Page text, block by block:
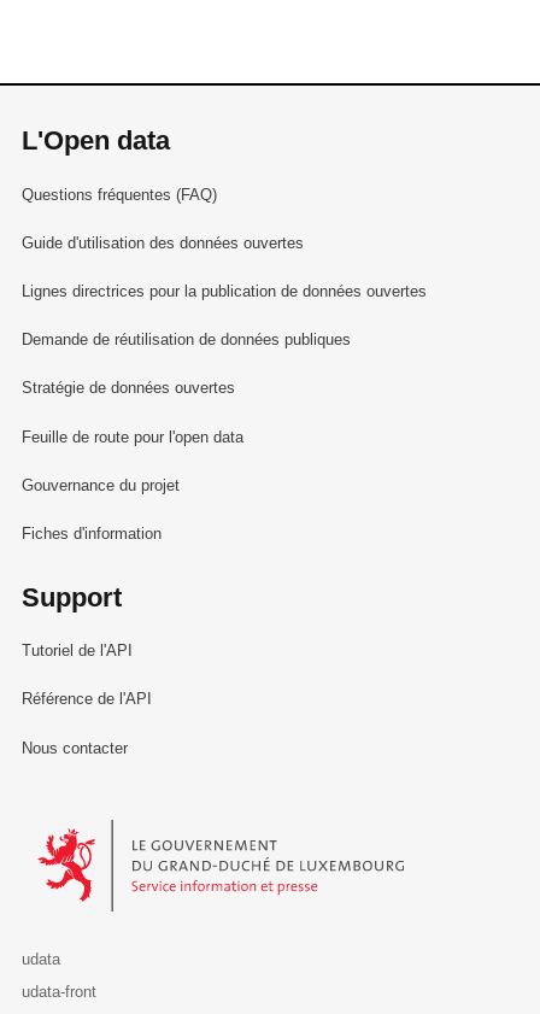
L'Open data
Questions fréquentes (FAQ)
Guide d'utilisation des données ouvertes
Lignes directrices pour la publication de données ouvertes
Demande de réutilisation de données publiques
Stratégie de données ouvertes
Feuille de route pour l'open data
Gouvernance du projet
Fiches d'information
Support
Tutoriel de l'API
Référence de l'API
Nous contacter
Le Gouvernement du Grand-Duché de Luxembourg - Service
udata
udata-front